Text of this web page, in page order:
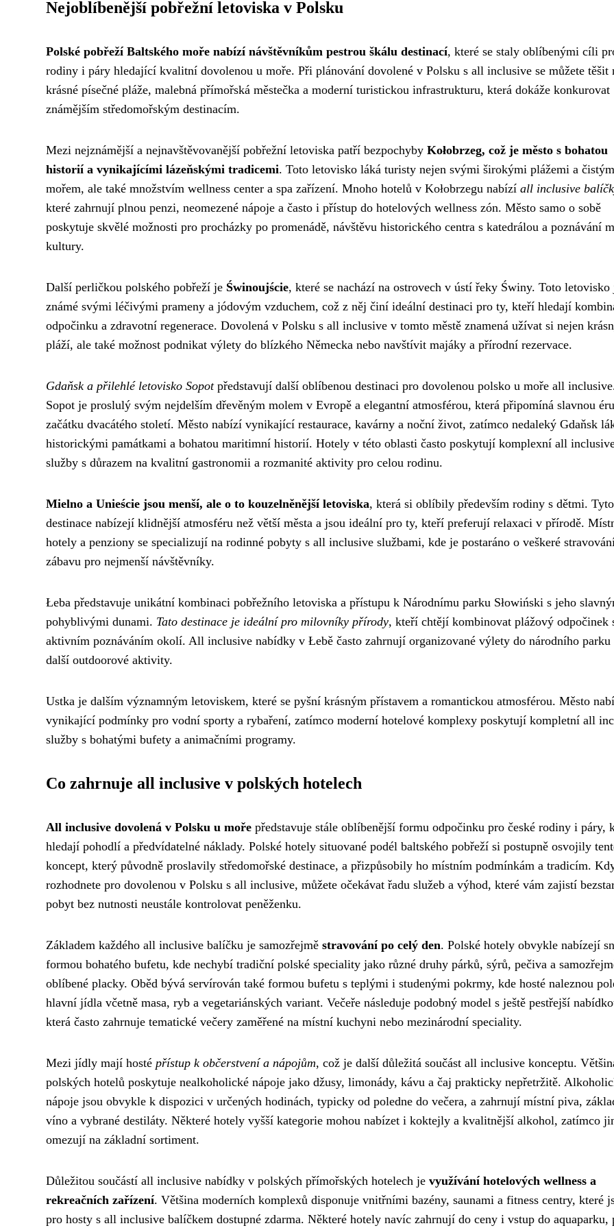
Nejoblíbenější pobřežní letoviska v Polsku
Polské pobřeží Baltského moře nabízí návštěvníkům pestrou škálu destinací, které se staly oblíbenými cíli
rodiny i páry hledající kvalitní dovolenou u moře. Při plánování dovolené v Polsku s all inclusive se můžete těšit
krásné písečné pláže, malebná přímořská městečka a moderní turistickou infrastrukturu, která dokáže konkurovat
známějším středomořským destinacím.
Mezi nejznámější a nejnavštěvovanější pobřežní letoviska patří bezpochyby Kołobrzeg, což je město s bohatou
historií a vynikajícími lázeňskými tradicemi. Toto letovisko láká turisty nejen svými širokými plážemi a čistým
mořem, ale také množstvím wellness center a spa zařízení. Mnoho hotelů v Kołobrzegu nabízí all inclusive
které zahrnují plnou penzi, neomezené nápoje a často i přístup do hotelových wellness zón. Město samo o sobě
poskytuje skvělé možnosti pro procházky po promenádě, návštěvu historického centra s katedrálou a poznávání
kultury.
Další perličkou polského pobřeží je Świnoujście, které se nachází na ostrovech v ústí řeky Świny. Toto letovisko
známé svými léčivými prameny a jódovým vzduchem, což z něj činí ideální destinaci pro ty, kteří hledají
odpočinku a zdravotní regenerace. Dovolená v Polsku s all inclusive v tomto městě znamená užívat si nejen
pláží, ale také možnost podnikat výlety do blízkého Německa nebo navštívit majáky a přírodní rezervace.
Gdaňsk a přilehlé letovisko Sopotpředstavují další oblíbenou destinaci pro dovolenou polsko u moře all
Sopot je proslulý svým nejdelším dřevěným molem v Evropě a elegantní atmosférou, která připomíná slavnou éru
začátku dvacátého století. Město nabízí vynikající restaurace, kavárny a noční život, zatímco nedaleký Gdaňsk
historickými památkami a bohatou maritimní historií. Hotely v této oblasti často poskytují komplexní all
služby s důrazem na kvalitní gastronomii a rozmanité aktivity pro celou rodinu.
Mielno a Unieście jsou menší, ale o to kouzelněnější letoviska, která si oblíbily především rodiny s dětmi. Tyto
destinace nabízejí klidnější atmosféru než větší města a jsou ideální pro ty, kteří preferují relaxaci v přírodě.
hotely a penziony se specializují na rodinné pobyty s all inclusive službami, kde je postaráno o veškeré
zábavu pro nejmenší návštěvníky.
Łeba představuje unikátní kombinaci pobřežního letoviska a přístupu k Národnímu parku Słowiński s jeho
pohyblivými dunami. Tato destinace je ideální pro milovníky přírody, kteří chtějí kombinovat plážový odpočinek
aktivním poznáváním okolí. All inclusive nabídky v Łebě často zahrnují organizované výlety do národního parku
další outdoorové aktivity.
Ustka je dalším významným letoviskem, které se pyšní krásným přístavem a romantickou atmosférou. Město
vynikající podmínky pro vodní sporty a rybaření, zatímco moderní hotelové komplexy poskytují kompletní all
služby s bohatými bufety a animačními programy.
Co zahrnuje all inclusive v polských hotelech
All inclusive dovolená v Polsku u moře představuje stále oblíbenější formu odpočinku pro české rodiny i páry,
hledají pohodlí a předvídatelné náklady. Polské hotely situované podél baltského pobřeží si postupně osvojily
koncept, který původně proslavily středomořské destinace, a přizpůsobily ho místním podmínkám a tradicím.
rozhodnete pro dovolenou v Polsku s all inclusive, můžete očekávat řadu služeb a výhod, které vám zajistí
pobyt bez nutnosti neustále kontrolovat peněženku.
Základem každého all inclusive balíčku je samozřejmě stravování po celý den. Polské hotely obvykle nabízejí
formou bohatého bufetu, kde nechybí tradiční polské speciality jako různé druhy párků, sýrů, pečiva a
oblíbené placky. Oběd bývá servírován také formou bufetu s teplými i studenými pokrmy, kde hosté naleznou
hlavní jídla včetně masa, ryb a vegetariánských variant. Večeře následuje podobný model s ještě pestřejší
která často zahrnuje tematické večery zaměřené na místní kuchyni nebo mezinárodní speciality.
Mezi jídly mají hosté přístup k občerstvení a nápojům, což je další důležitá součást all inclusive konceptu.
polských hotelů poskytuje nealkoholické nápoje jako džusy, limonády, kávu a čaj prakticky nepřetržitě.
nápoje jsou obvykle k dispozici v určených hodinách, typicky od poledne do večera, a zahrnují místní piva,
víno a vybrané destiláty. Některé hotely vyšší kategorie mohou nabízet i koktejly a kvalitnější alkohol, zatímco
omezují na základní sortiment.
Důležitou součástí all inclusive nabídky v polských přímořských hotelech je využívání hotelových wellness a
rekreačních zařízení. Většina moderních komplexů disponuje vnitřními bazény, saunami a fitness centry, které
pro hosty s all inclusive balíčkem dostupné zdarma. Některé hotely navíc zahrnují do ceny i vstup do aquaparku,